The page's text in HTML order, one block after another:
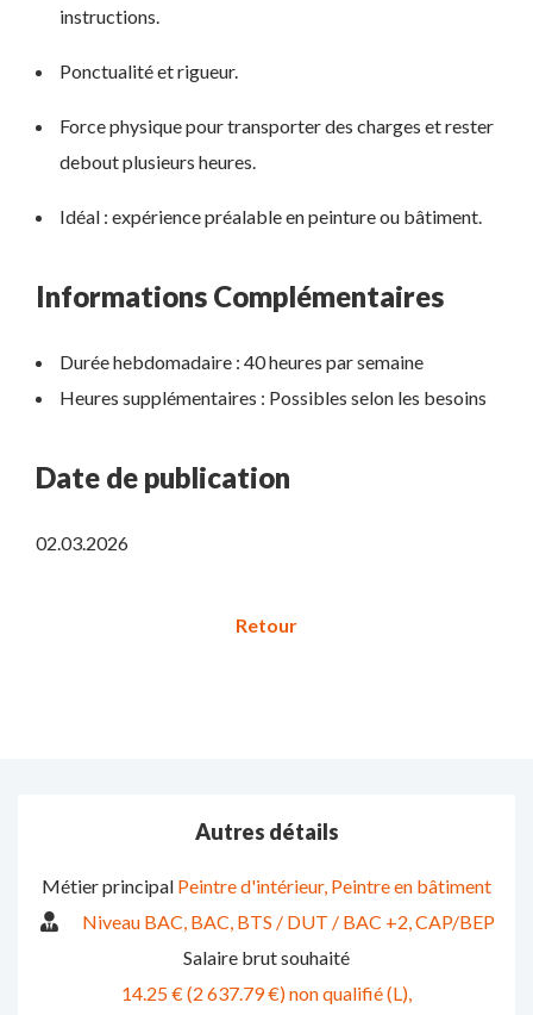
instructions.
Ponctualité et rigueur.
Force physique pour transporter des charges et rester
debout plusieurs heures.
Idéal : expérience préalable en peinture ou bâtiment.
Informations Complémentaires
Durée hebdomadaire : 40 heures par semaine
Heures supplémentaires : Possibles selon les besoins
Date de publication
02.03.2026
Autres détails
Métier principal Peintre d'intérieur Peintre en bâtiment
Niveau BAC BAC BTS / DUT / BAC +2 CAP/BEP
Salaire brut souhaité
14.25 € (2 637.79 €) non qualifié (L)